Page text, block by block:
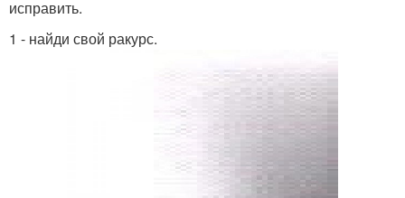
исправить.
1 - найди свой ракурс.